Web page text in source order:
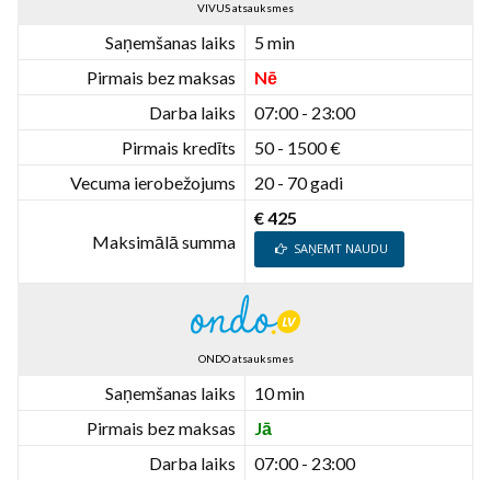
VIVUS atsauksmes
Saņemšanas laiks
5 min
Pirmais bez maksas
Nē
Darba laiks
07:00 - 23:00
Pirmais kredīts
50 - 1500 €
Vecuma ierobežojums
20 - 70 gadi
Maksimālā summa
€ 425
SAŅEMT NAUDU
ONDO atsauksmes
Saņemšanas laiks
10 min
Pirmais bez maksas
Jā
Darba laiks
07:00 - 23:00